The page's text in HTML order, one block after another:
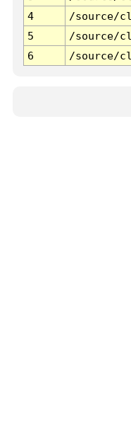
4
/source/
5
/source/
6
/source/